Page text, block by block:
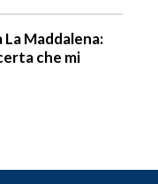
Maddalena:
che mi